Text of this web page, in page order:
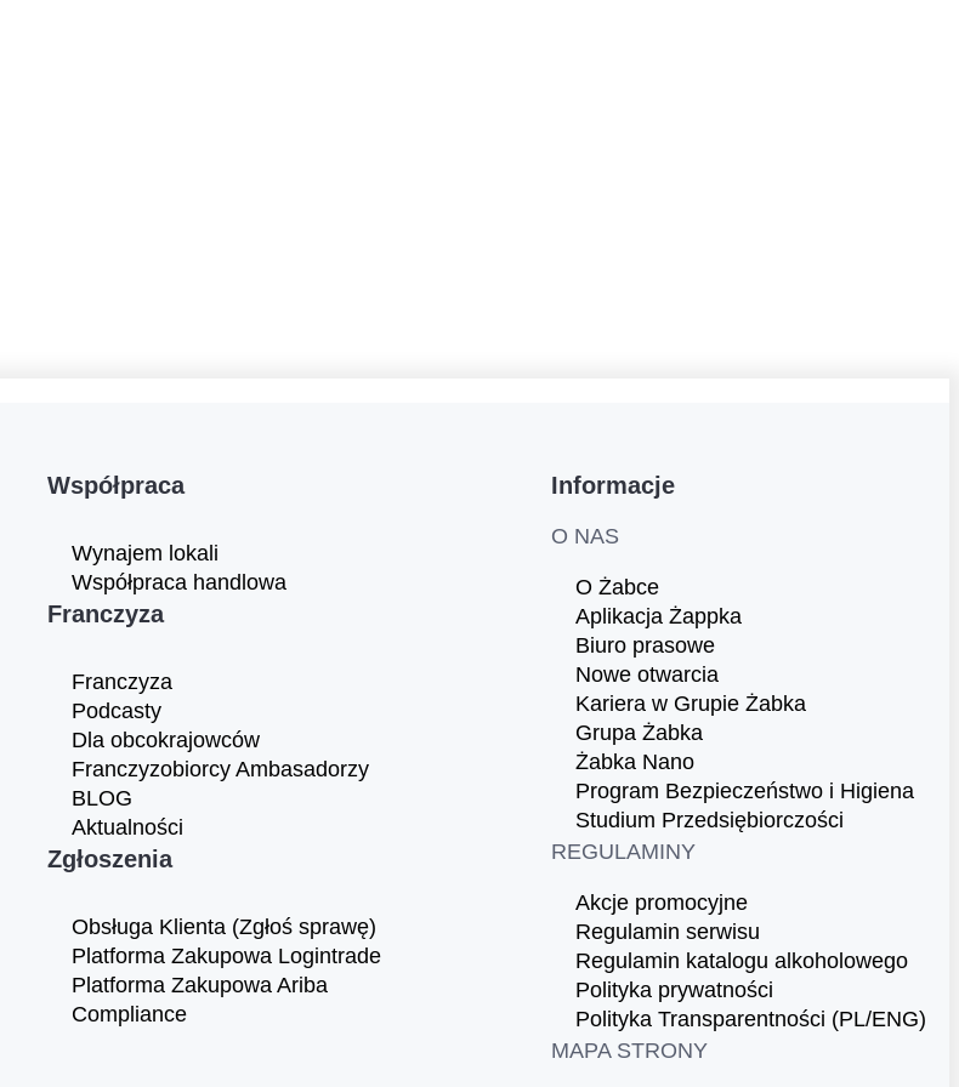
Współpraca
Wynajem lokali
Współpraca handlowa
Franczyza
Franczyza
Podcasty
Dla obcokrajowców
Franczyzobiorcy Ambasadorzy
BLOG
Aktualności
Zgłoszenia
Obsługa Klienta (Zgłoś sprawę)
Platforma Zakupowa Logintrade
Platforma Zakupowa Ariba
Compliance
Informacje
O NAS
O Żabce
Aplikacja Żappka
Biuro prasowe
Nowe otwarcia
Kariera w Grupie Żabka
Grupa Żabka
Żabka Nano
Program Bezpieczeństwo i Higiena
Studium Przedsiębiorczości
REGULAMINY
Akcje promocyjne
Regulamin serwisu
Regulamin katalogu alkoholowego
Polityka prywatności
Polityka Transparentności (PL/ENG)
MAPA STRONY